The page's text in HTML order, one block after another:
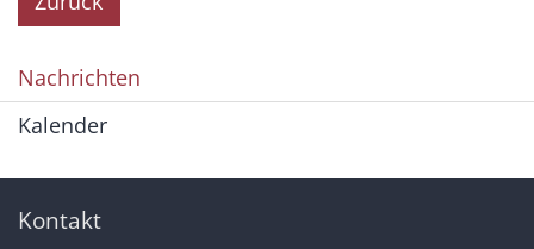
Nachrichten
Kalender
Kontakt